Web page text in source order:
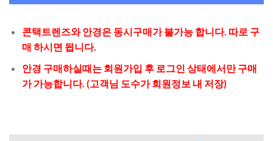
콘택트렌즈와 안경은 동시구매가 불가능 합니다. 따로 구
매 하시면 됩니다.
안경 구매하실때는 회원가입 후 로그인 상태에서만 구매
가 가능합니다. (고객님 도수가 회원정보 내 저장)